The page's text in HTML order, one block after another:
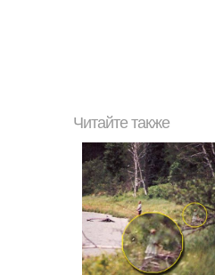
Читайте также